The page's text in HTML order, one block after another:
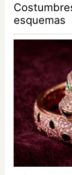
esquemas